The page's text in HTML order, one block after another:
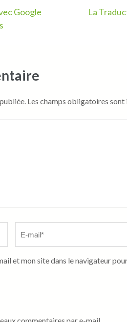
Google
La
Les champs obligatoires sont
et mon site dans le navigateur